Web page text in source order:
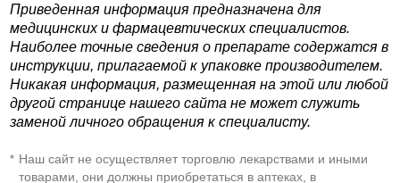
Приведенная информация предназначена для
медицинских и фармацевтических специалистов.
Наиболее точные сведения о препарате содержатся в
инструкции, прилагаемой к упаковке производителем.
Никакая информация, размещенная на этой или любой
другой странице нашего сайта не может служить
заменой личного обращения к специалисту.
* Наш сайт не осуществляет торговлю лекарствами и иными
товарами, они должны приобретаться в аптеках, в